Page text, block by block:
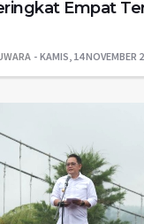
Empat
KAMIS, 14 NOVEMBER